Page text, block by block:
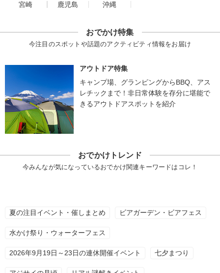
宮崎
鹿児島 沖縄
おでかけ特集
今注目のスポットや話題のアクティビティ情報をお届け
アウトドア特集
キャンプ場、グランピングからBBQ、アス
レチックまで！非日常体験を存分に堪能で
きるアウトドアスポットを紹介
おでかけトレンド
今みんなが気になっているおでかけ関連キーワードはコレ！
夏の注目イベント・催しまとめ ビアガーデン・ビアフェス
水かけ祭り・ウォーターフェス
2026年9月19日～23日の連休開催イベント 七夕まつり